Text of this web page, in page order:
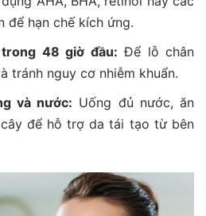
để hạn chế kích ứng.
48 giờ đầu: Để lỗ chân
tránh nguy cơ nhiễm khuẩn.
và nước: Uống đủ nước, ăn
để hỗ trợ da tái tạo từ bên